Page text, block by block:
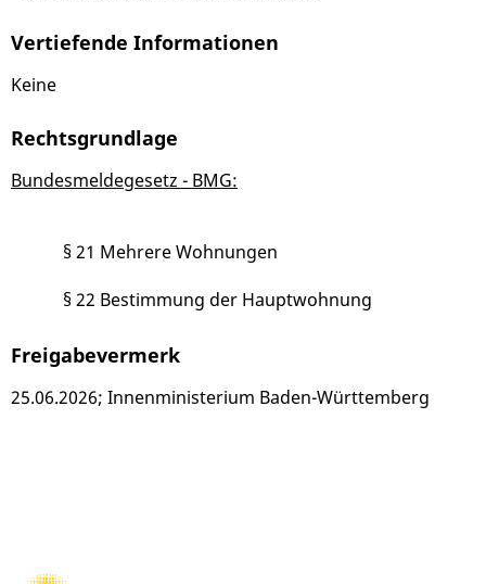
Vertiefende Informationen
Keine
Rechtsgrundlage
Bundesmeldegesetz - BMG:
§ 21 Mehrere Wohnungen
§ 22 Bestimmung der Hauptwohnung
Freigabevermerk
25.06.2026; Innenministerium Baden-Württemberg